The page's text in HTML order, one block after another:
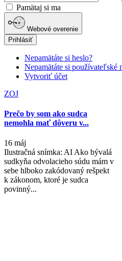
Pamätaj si ma
Webové overenie
Prihlásiť
Nepamätáte si heslo?
Nepamätáte si používateľské
Vytvoriť účet
ZOJ
Prečo by som ako sudca
nemohla mať dôveru v...
16 máj
Ilustračná snímka: AI Ako bývalá
sudkyňa odvolacieho súdu mám v
sebe hlboko zakódovaný rešpekt
k zákonom, ktoré je sudca
povinný...